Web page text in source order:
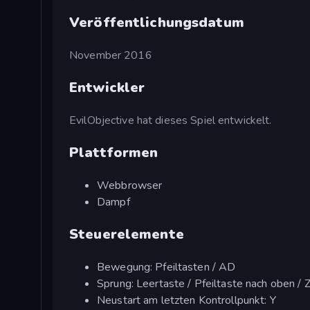
Veröffentlichungsdatum
November 2016
Entwickler
EvilObjective hat dieses Spiel entwickelt.
Plattformen
Webbrowser
Dampf
Steuerelemente
Bewegung: Pfeiltasten / AD
Sprung: Leertaste / Pfeiltaste nach oben /
Neustart am letzten Kontrollpunkt: Y